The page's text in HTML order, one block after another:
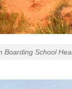
Boarding School